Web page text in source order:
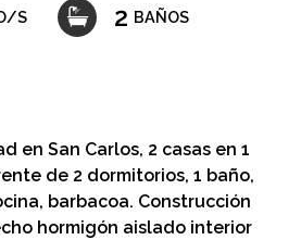
S 2 BAÑOS
en San Carlos, 2 casas en 1
de 2 dormitorios, 1 baño,
barbacoa. Construcción
hormigón aislado interior